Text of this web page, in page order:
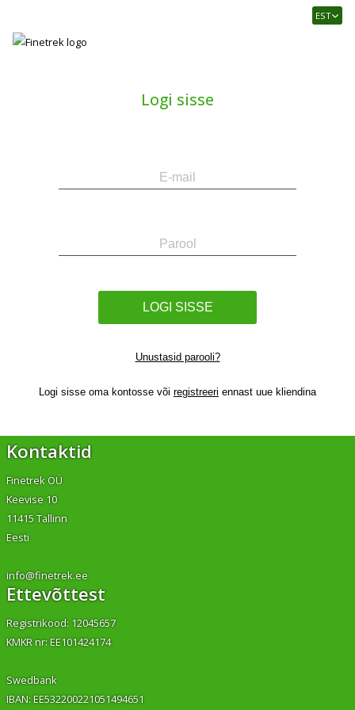
Usaldusväärne
tööstusautomaatika
EST
Logi sisse
LOGI SISSE
Unustasid parooli?
Logi sisse oma kontosse või registreeri ennast uue kliendina
Kontaktid
Finetrek OÜ
Keevise 10
11415 Tallinn
Eesti
info@finetrek.ee
Ettevõttest
Registrikood: 12045657
KMKR nr: EE101424174
Swedbank
IBAN: EE532200221051494651